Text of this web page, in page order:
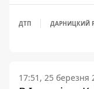
ДТП ДАРНИЦКИЙ
17:51, 25 березня